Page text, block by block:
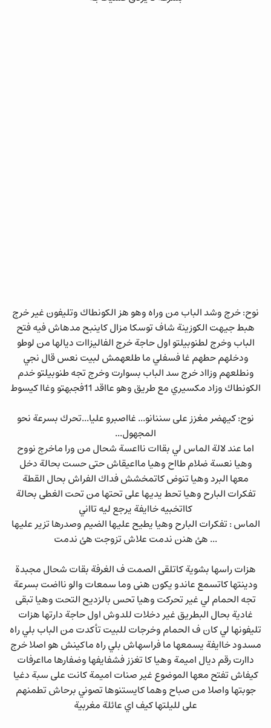
نوح: خرج وشد الباب من وراه وهو هز الكونطاك وتليفون غير خرج
هبط جيهت الكوزينة شاف توسكا مزال كاينبح مدهاش فيه فتح
الباب وخرج لطنوبيلتو اول حاجة خرج الفاليزاات ديالها من لوطو
ودخلهم حطهم غا فسفلي ما طلعهمش لبيت نعس قال نجي
ونطلعهم وزااد خرج سد الباب بسوارت وخرج تجه طنوبيلتو خدم
الكونطاك وزاد مكسيري مع طريق وهو عااقد 11فجبهتو وغاا كيسوط
نوح: كيهضر مغزز على سننانو... غااصبرو عليا...تحرك بسرعة نحو
المجهول...
اما عند لالة الماس لي بقاات نااعسة شحال من ورا ماخرج نووح
وهيا نعسة ضلام طااح وهيا مااعيقاش حتى حست بحالة دخل
معها البرد وهيا تنوض كاتمخشش فداك الفراش بحال القطة
تفكرات البارح وهيا تحط يديها على تحتها من تحت الغطى بحالة
كااتخبيه خاايفة يرجع ليه تااني
الماس : تفكرات البارح وهيا يطيح عليها الضيم وصدرها تزير عليها
... هئ هنن ندمت علاش تزوجت هئ ندمت
هزات راسها بشوية كاتلقى الصمت ف الغرفة بقات شحال مجبدة
ودينتها كاتسمع عاندو يكون هنى وما سمعات والو نااضت بسرعة
تجه الحمام لي غير تحركت وهيا تحس بالزديح التحت وهيا تبقى
غادية بحال البطريق غير دخلات للدوش اول حاجة دارتها هزات
تليفونها لي كان ف الحمام وخرجات للبيت تأكدت من الباب بلي راه
مسدود خاايفة يسمعها ما فراسهاش بلي راه ماكينش هو اصلا خرج
داارت رقم ديال اميمة وهيا كا تغزز فشفايفها وضفارها مااعرفات
كيفاش تفتح معها الموضوع غير صنات اميمة كانت على سبة دغيا
جوبتها واصلا من صباح وهما كايستنوها تصوني برحاش تطمنهم
على لليلتها كيف اي عائلة مغربية